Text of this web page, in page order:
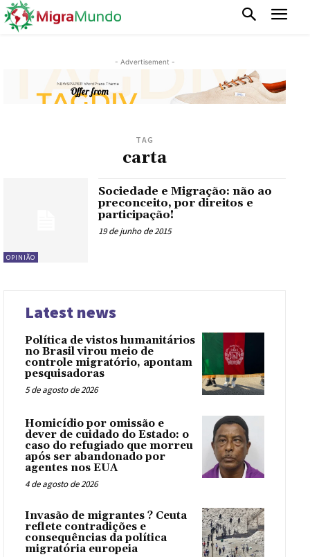
- Advertisement -
TAG
carta
OPINIÃO
Sociedade e Migração: não ao
preconceito, por direitos e
participação!
19 de junho de 2015
Latest news
Política de vistos humanitários
no Brasil virou meio de
controle migratório, apontam
pesquisadoras
5 de agosto de 2026
Homicídio por omissão e
dever de cuidado do Estado: o
caso do refugiado que morreu
após ser abandonado por
agentes nos EUA
4 de agosto de 2026
Invasão de migrantes ? Ceuta
reflete contradições e
consequências da política
migratória europeia